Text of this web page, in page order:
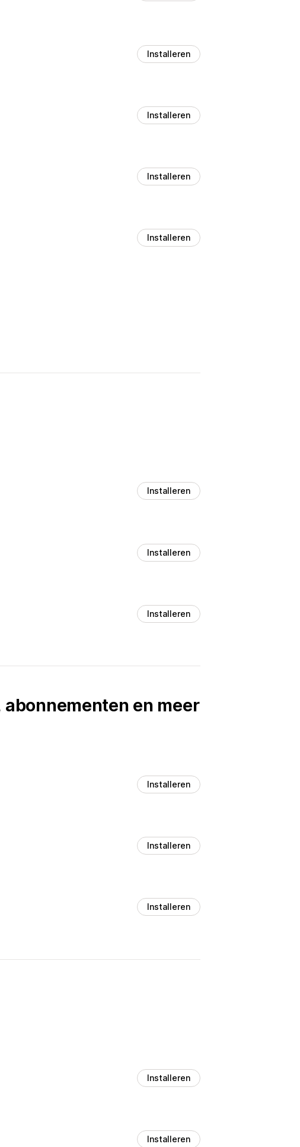
Installeren
Installeren
Installeren
Installeren
Installeren
Installeren
Installeren
en meer
Installeren
Installeren
Installeren
Installeren
Installeren